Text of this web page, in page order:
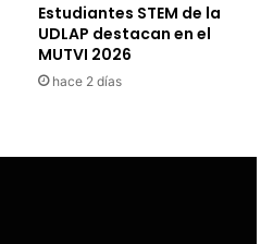
Estudiantes STEM de la
UDLAP destacan en el
MUTVI 2026
hace 2 días